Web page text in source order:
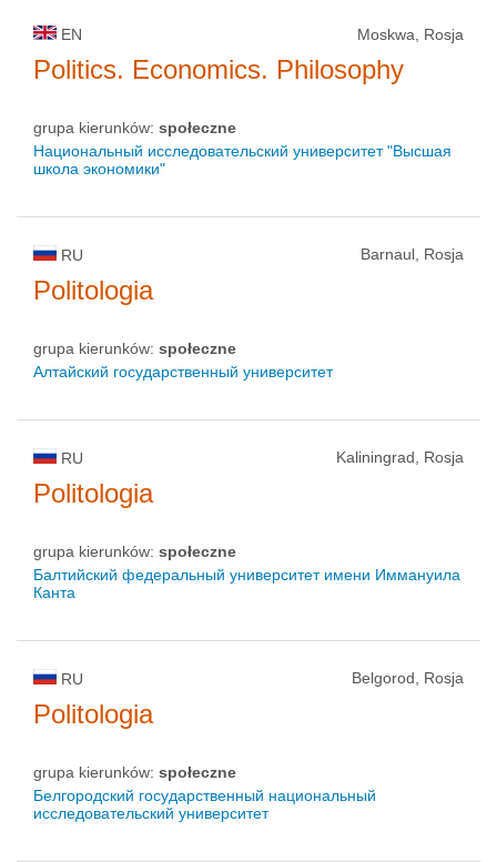
EN Moskwa, Rosja
Politics. Economics. Philosophy
grupa kierunków: społeczne
Национальный исследовательский университет "Высшая
школа экономики"
RU Barnaul, Rosja
Politologia
grupa kierunków: społeczne
Алтайский государственный университет
RU Kaliningrad, Rosja
Politologia
grupa kierunków: społeczne
Балтийский федеральный университет имени Иммануила
Канта
RU Belgorod, Rosja
Politologia
grupa kierunków: społeczne
Белгородский государственный национальный
исследовательский университет